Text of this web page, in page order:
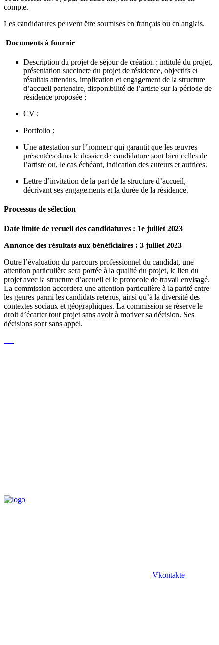
compte.
Les candidatures peuvent être soumises en français ou en anglais.
Documents à fournir
Description du projet de séjour de création : intitulé du projet,
présentation succincte du projet de résidence, objectifs et
résultats attendus, implication et engagement de la structure
d’accueil partenaire, disponibilité de l’artiste sur la période de
résidence proposée ;
CV ;
Portfolio ;
Une attestation sur l’honneur qui garantit que les œuvres
présentées dans le dossier de candidature sont bien celles de
l’artiste ou, le cas échéant, indication des auteurs et autrices.
Lettre d’invitation de la part de la structure d’accueil,
décrivant ses engagements et la durée de la résidence.
Processus de sélection
Date limite de recueil des candidatures : 1e juillet 2023
Annonce des résultats aux bénéficiaires : 3 juillet 2023
Outre l’évaluation du parcours professionnel du candidat, une
attention particulière sera portée à la qualité du projet, le lien du
projet avec la structure d’accueil et le protocole de travail envisagé.
La commission accordera une attention particulière à la parité entre
les genres parmi les candidats retenus, ainsi qu’à la diversité des
contextes sociaux et géographiques. La commission se réserve le
droit d’écarter tout projet sans avoir à motiver sa décision. Ses
décisions sont sans appel.
Vkontakte